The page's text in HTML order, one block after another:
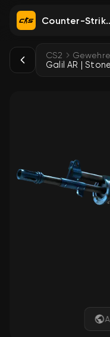
Counter-Strike
CS2 Gewehre
Galil AR |